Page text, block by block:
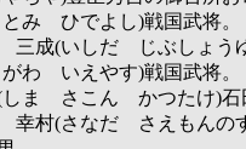
み ひでよし)戦国武将。
成(いしだ じぶしょう
わ いえやす)戦国武将。
さこん かつたけ)石田
村(さなだ さえもんの